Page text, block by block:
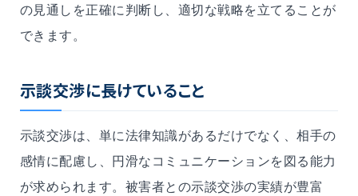
の見通しを正確に判断し、適切な戦略を立てることが
できます。
示談交渉に長けていること
示談交渉は、単に法律知識があるだけでなく、相手の
感情に配慮し、円滑なコミュニケーションを図る能力
が求められます。被害者との示談交渉の実績が豊富